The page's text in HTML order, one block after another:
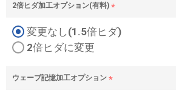
2倍ヒダ加工オプション(有料)
必
変更なし(1.5倍ヒダ)
2倍ヒダに変更
ウェーブ記憶加工オプション